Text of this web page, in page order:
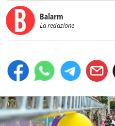
Balarm
La redazione